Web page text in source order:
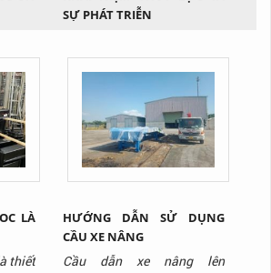
SỰ PHÁT TRIỄN
LÀ
thiết
HƯỚNG DẪN SỬ DỤNG
CẦU XE NÂNG
Cầu dẫn xe nâng lên